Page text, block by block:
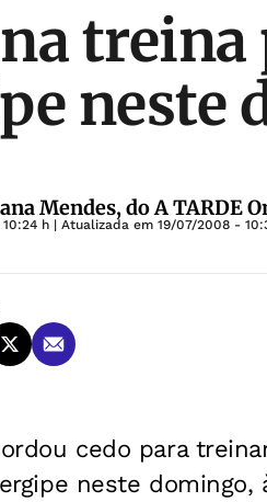
treina
neste
Mendes, do A TARDE
h | Atualizada em 19/07/2008 -
cedo para
neste domingo,